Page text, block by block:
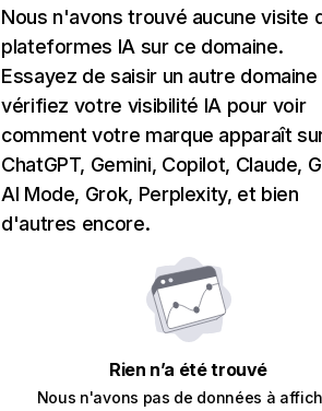
Nous n'avons trouvé aucune visite
plateformes IA sur ce domaine.
Essayez de saisir un autre domaine
vérifiez votre visibilité IA pour voir
comment votre marque apparaît
ChatGPT, Gemini, Copilot, Claude,
AI Mode, Grok, Perplexity, et bien
d'autres encore.
Rien n’a été trouvé
Nous n'avons pas de données à